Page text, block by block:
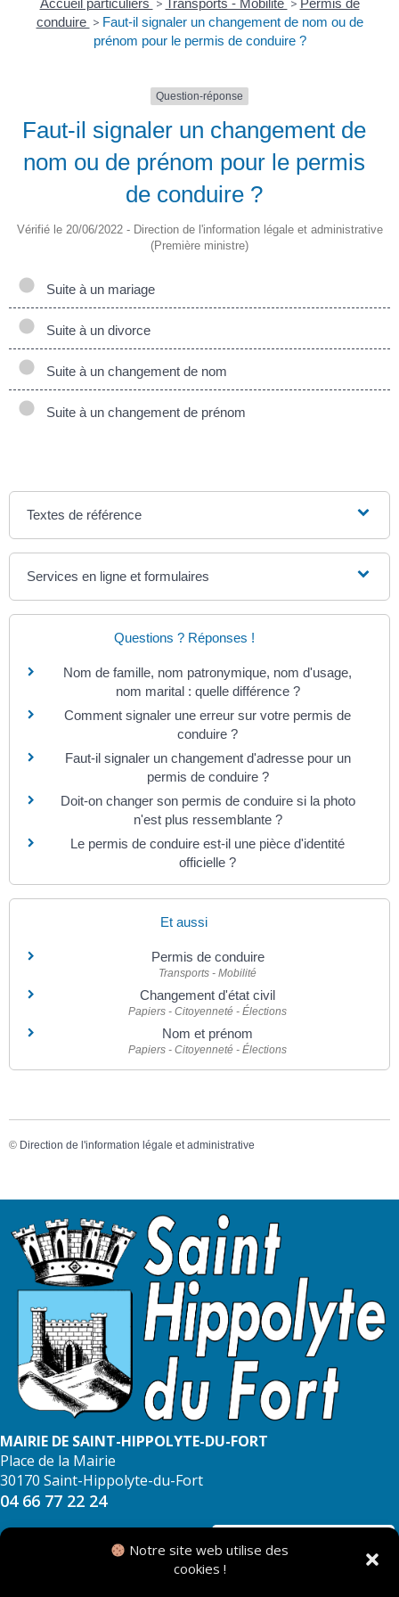
Notre site web utilise des
cookies !
Accueil particuliers > Transports - Mobilité > Permis de
conduire > Faut-il signaler un changement de nom ou de
prénom pour le permis de conduire ?
Question-réponse
Faut-il signaler un changement de
nom ou de prénom pour le permis
de conduire ?
Vérifié le 20/06/2022 - Direction de l'information légale et administrative
(Première ministre)
Suite à un mariage
Suite à un divorce
Suite à un changement de nom
Suite à un changement de prénom
Textes de référence
Services en ligne et formulaires
Questions ? Réponses !
Nom de famille, nom patronymique, nom d'usage,
nom marital : quelle différence ?
Comment signaler une erreur sur votre permis de
conduire ?
Faut-il signaler un changement d'adresse pour un
permis de conduire ?
Doit-on changer son permis de conduire si la photo
n'est plus ressemblante ?
Le permis de conduire est-il une pièce d'identité
officielle ?
Et aussi
Permis de conduire
Transports - Mobilité
Changement d'état civil
Papiers - Citoyenneté - Élections
Nom et prénom
Papiers - Citoyenneté - Élections
© Direction de l'information légale et administrative
MAIRIE DE SAINT-HIPPOLYTE-DU-FORT
Place de la Mairie
30170 Saint-Hippolyte-du-Fort
04 66 77 22 24
NOUS CONTACTER